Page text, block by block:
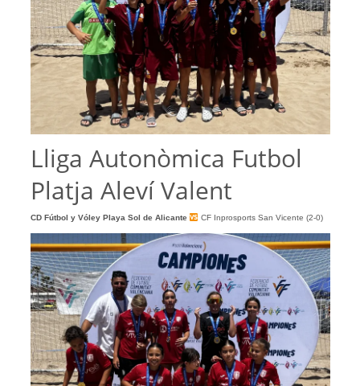
Lliga Autonòmica Futbol
Platja Aleví Valent
CD Fútbol y Vóley Playa Sol de Alicante CF Inprosports San Vicente (2-0)